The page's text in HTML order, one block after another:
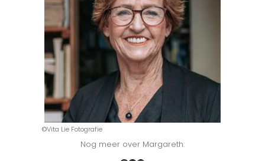
©Vita Lie Fotografie
Nog meer over Margareth: